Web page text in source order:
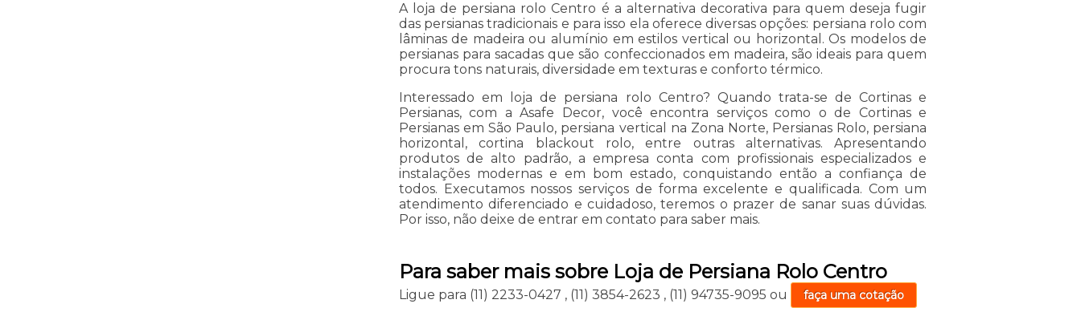
A loja de persiana rolo Centro é a alternativa decorativa para quem deseja fugir
das persianas tradicionais e para isso ela oferece diversas opções: persiana rolo com
lâminas de madeira ou alumínio em estilos vertical ou horizontal. Os modelos de
persianas para sacadas que são confeccionados em madeira, são ideais para quem
procura tons naturais, diversidade em texturas e conforto térmico.
Interessado em loja de persiana rolo Centro? Quando trata-se de Cortinas e
Persianas, com a Asafe Decor, você encontra serviços como o de Cortinas e
Persianas em São Paulo, persiana vertical na Zona Norte, Persianas Rolo, persiana
horizontal, cortina blackout rolo, entre outras alternativas. Apresentando
produtos de alto padrão, a empresa conta com profissionais especializados e
instalações modernas e em bom estado, conquistando então a confiança de
todos. Executamos nossos serviços de forma excelente e qualificada. Com um
atendimento diferenciado e cuidadoso, teremos o prazer de sanar suas dúvidas.
Por isso, não deixe de entrar em contato para saber mais.
Para saber mais sobre Loja de Persiana Rolo Centro
Ligue para (11) 2233-0427 , (11) 3854-2623 , (11) 94735-9095 ou faça uma cotação